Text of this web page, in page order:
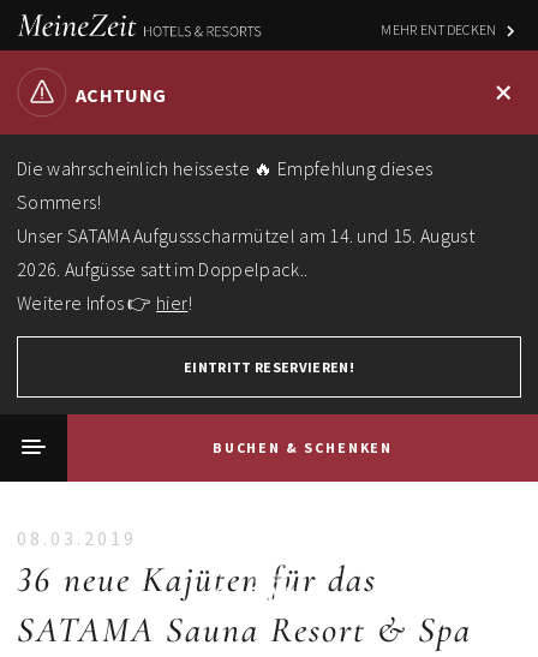
MEHR ENTDECKEN
ACHTUNG
Die wahrscheinlich heisseste 🔥 Empfehlung dieses
Sommers!
Unser SATAMA Aufgussscharmützel am 14. und 15. August
2026. Aufgüsse satt im Doppelpack..
Weitere Infos 👉 hier!
EINTRITT RESERVIEREN!
+
BUCHEN & SCHENKEN
08.03.2019
36 neue Kajüten für das
SATAMA Sauna Resort & Spa